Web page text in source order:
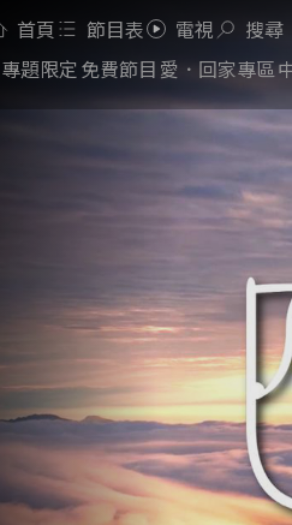
首頁 節目表 電視 搜尋
專題限定 免費節目 愛．回家專區